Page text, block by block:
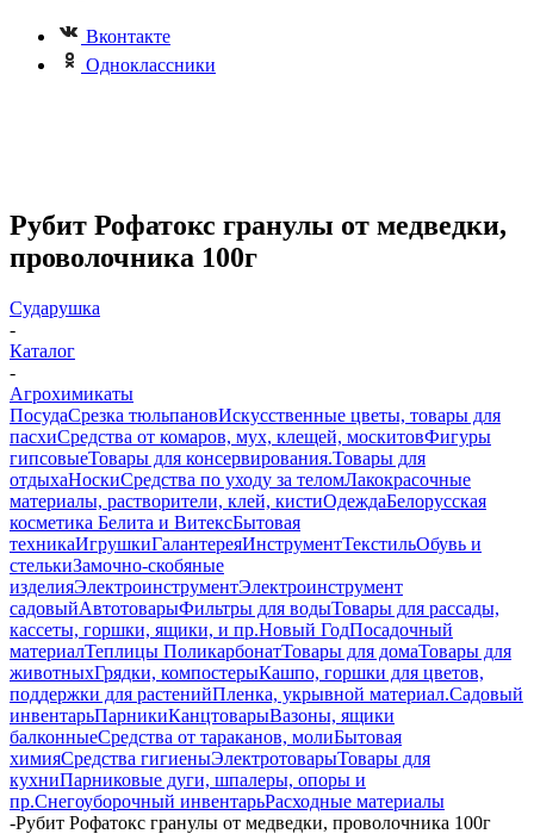
Вконтакте
Одноклассники
Рубит Рофатокс гранулы от медведки,
проволочника 100г
Сударушка
-
Каталог
-
Агрохимикаты
ПосудаСрезка тюльпановИскусственные цветы, товары для
пасхиСредства от комаров, мух, клещей, москитовФигуры
гипсовыеТовары для консервирования.Товары для
отдыхаНоскиСредства по уходу за теломЛакокрасочные
материалы, растворители, клей, кистиОдеждаБелорусская
косметика Белита и ВитексБытовая
техникаИгрушкиГалантереяИнструментТекстильОбувь и
стелькиЗамочно-скобяные
изделияЭлектроинструментЭлектроинструмент
садовыйАвтотоварыФильтры для водыТовары для рассады,
кассеты, горшки, ящики, и пр.Новый ГодПосадочный
материалТеплицы ПоликарбонатТовары для домаТовары для
животныхГрядки, компостерыКашпо, горшки для цветов,
поддержки для растенийПленка, укрывной материал.Садовый
инвентарьПарникиКанцтоварыВазоны, ящики
балконныеСредства от тараканов, молиБытовая
химияСредства гигиеныЭлектротоварыТовары для
кухниПарниковые дуги, шпалеры, опоры и
пр.Снегоуборочный инвентарьРасходные материалы
-Рубит Рофатокс гранулы от медведки, проволочника 100г